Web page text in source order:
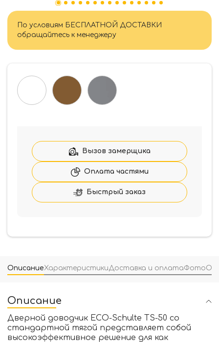
По условиям БЕСПЛАТНОЙ ДОСТАВКИ
обращайтесь к менеджеру
Вызов замерщика
Оплата частями
Быстрый заказ
ОписаниеХарактеристикиДоставка и оплатаФото
Описание
Дверной доводчик ECO-Schulte TS-50 со
стандартной тягой представляет собой
высокоэффективное решение для как